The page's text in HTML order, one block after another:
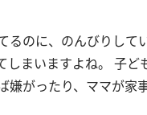
るのに、のんびりし
しまいますよね。 子
嫌がったり、ママが家